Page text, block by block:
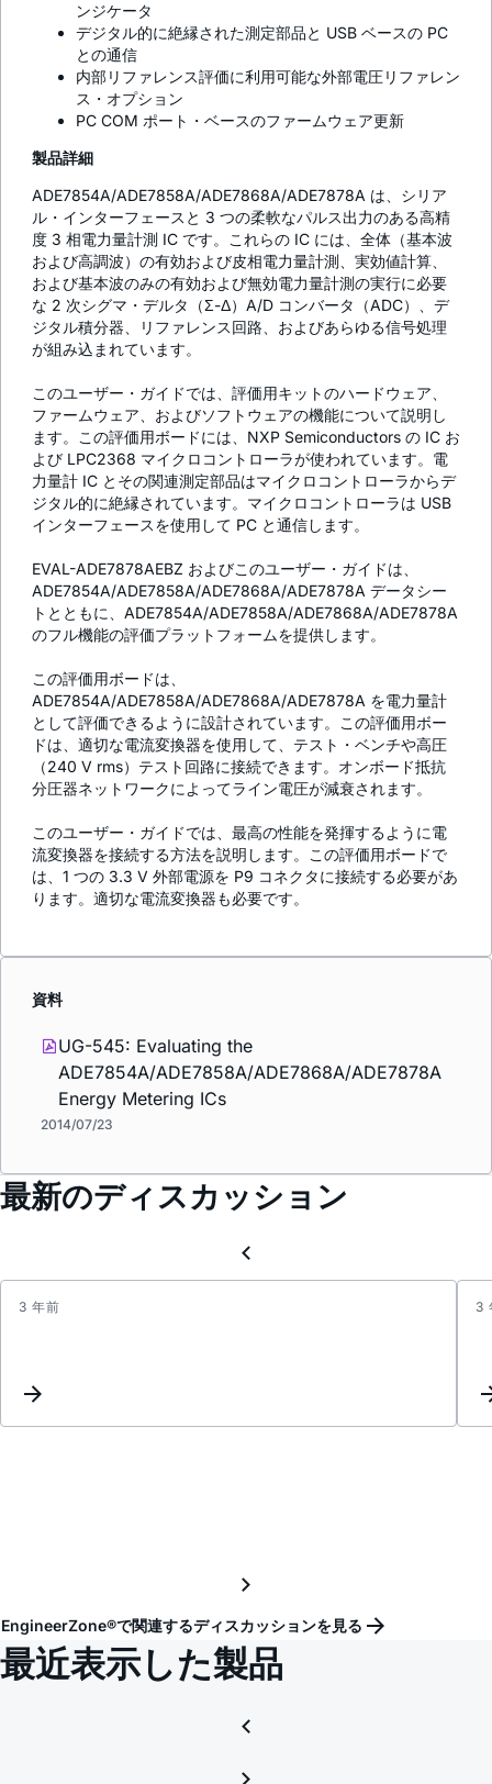
ンジケータ
デジタル的に絶縁された測定部品と USB ベースの PC
との通信
内部リファレンス評価に利用可能な外部電圧リファレン
ス・オプション
PC COM ポート・ベースのファームウェア更新
製品詳細
ADE7854A/ADE7858A/ADE7868A/ADE7878A は、シリア
ル・インターフェースと 3 つの柔軟なパルス出力のある高精
度 3 相電力量計測 IC です。これらの IC には、全体（基本波
および高調波）の有効および皮相電力量計測、実効値計算、
および基本波のみの有効および無効電力量計測の実行に必要
な 2 次シグマ・デルタ（Σ-Δ）A/D コンバータ（ADC）、デ
ジタル積分器、リファレンス回路、およびあらゆる信号処理
が組み込まれています。
このユーザー・ガイドでは、評価用キットのハードウェア、
ファームウェア、およびソフトウェアの機能について説明し
ます。この評価用ボードには、NXP Semiconductors の IC お
よび LPC2368 マイクロコントローラが使われています。電
力量計 IC とその関連測定部品はマイクロコントローラからデ
ジタル的に絶縁されています。マイクロコントローラは USB
インターフェースを使用して PC と通信します。
EVAL-ADE7878AEBZ およびこのユーザー・ガイドは、
ADE7854A/ADE7858A/ADE7868A/ADE7878A データシー
トとともに、ADE7854A/ADE7858A/ADE7868A/ADE7878A
のフル機能の評価プラットフォームを提供します。
この評価用ボードは、
ADE7854A/ADE7858A/ADE7868A/ADE7878A を電力量計
として評価できるように設計されています。この評価用ボー
ドは、適切な電流変換器を使用して、テスト・ベンチや高圧
（240 V rms）テスト回路に接続できます。オンボード抵抗
分圧器ネットワークによってライン電圧が減衰されます。
このユーザー・ガイドでは、最高の性能を発揮するように電
流変換器を接続する方法を説明します。この評価用ボードで
は、1 つの 3.3 V 外部電源を P9 コネクタに接続する必要があ
ります。適切な電流変換器も必要です。
資料
UG-545: Evaluating the
ADE7854A/ADE7858A/ADE7868A/ADE7878A
Energy Metering ICs
2014/07/23
最新のディスカッション
3 年前
meter
3
EngineerZone®で関連するディスカッションを見る
最近表示した製品